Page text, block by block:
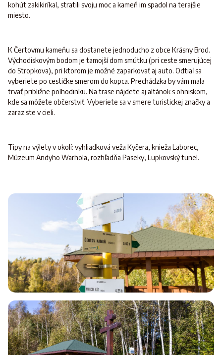
kohút zakikiríkal, stratili svoju moc a kameň im spadol na terajšie
miesto.
K Čertovmu kameňu sa dostanete jednoducho z obce Krásny Brod.
Východiskovým bodom je tamojší dom smútku (pri ceste smerujúcej
do Stropkova), pri ktorom je možné zaparkovať aj auto. Odtiaľ sa
vyberiete po cestičke smerom do kopca. Prechádzka by vám mala
trvať približne polhodinku. Na trase nájdete aj altánok s ohniskom,
kde sa môžete občerstviť. Vyberiete sa v smere turistickej značky a
zaraz ste v cieli.
Tipy na výlety v okolí: vyhliadková veža Kyčera, knieža Laborec,
Múzeum Andyho Warhola, rozhľadňa Paseky, Lupkovský tunel.